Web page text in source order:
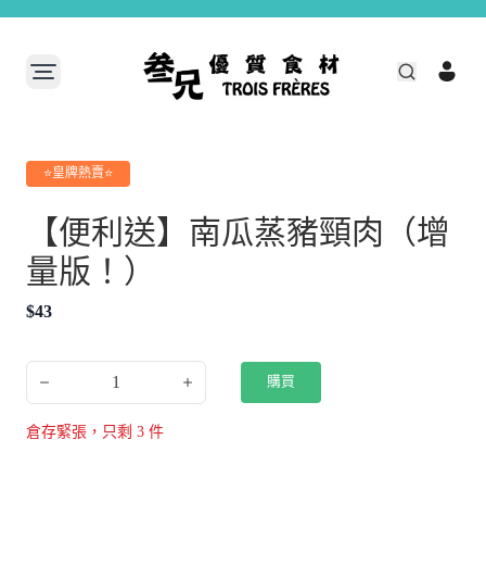
⭐皇牌熱賣⭐
【便利送】南瓜蒸豬頸肉（增
量版！）
$43
1 購買
倉存緊張，只剩 3 件